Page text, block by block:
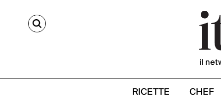
CERCA
il
RICETTE CHEF